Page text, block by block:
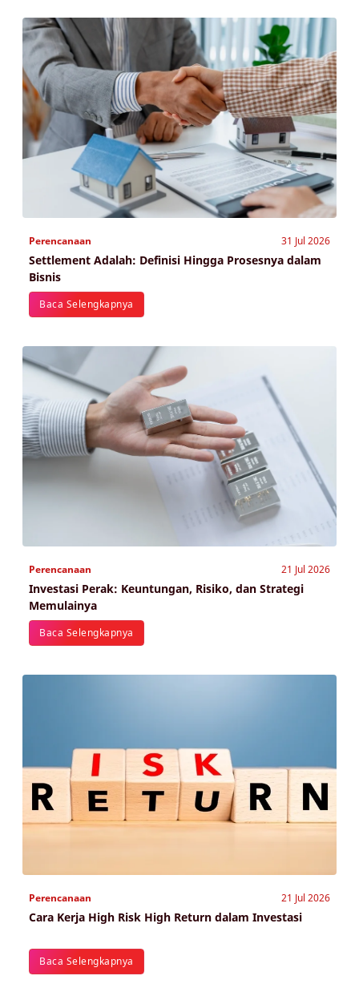
Perencanaan 31 Jul 2026
Settlement Adalah: Definisi Hingga Prosesnya dalam
Bisnis
Baca Selengkapnya
Perencanaan 21 Jul 2026
Investasi Perak: Keuntungan, Risiko, dan Strategi
Memulainya
Baca Selengkapnya
Perencanaan 21 Jul 2026
Cara Kerja High Risk High Return dalam Investasi
Baca Selengkapnya